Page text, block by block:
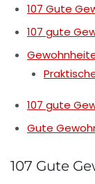
107 Gute
107 gute
107 gute
Gute
107 Gute